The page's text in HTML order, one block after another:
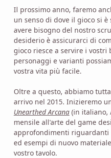
Il prossimo anno, faremo
un senso di dove il gioco si
avere bisogno del nostro
desiderio è assicurarci di
gioco riesce a servire i
personaggi e varianti
vostra vita più facile.
Oltre a questo, abbiamo
arrivo nel 2015. Inizieremo
Unearthed Arcana (in italiano,
mensile all'arte del game
approfondimenti riguardanti
ed esempi di nuovo
vostro tavolo.